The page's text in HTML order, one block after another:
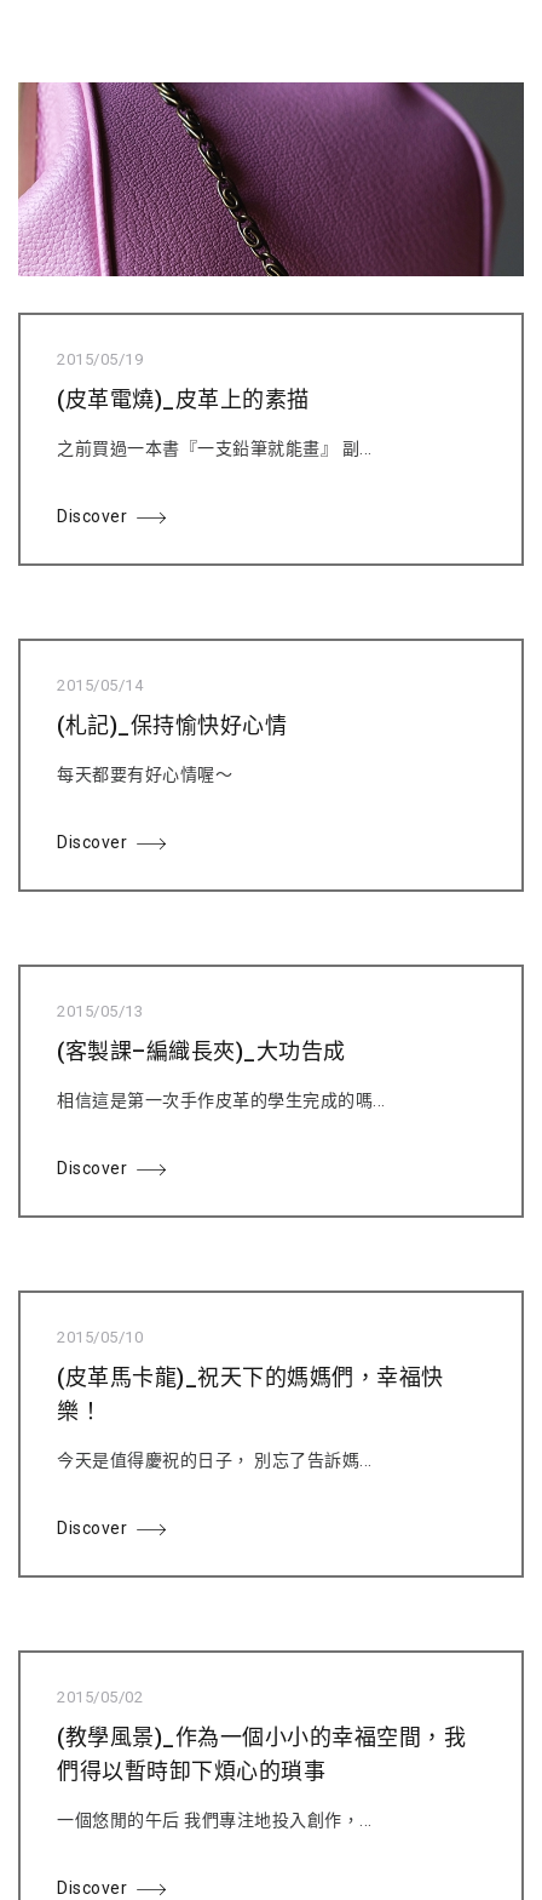
2015/05/19
(皮革電燒)_皮革上的素描
之前買過一本書『一支鉛筆就能畫』 副...
Discover
2015/05/14
(札記)_保持愉快好心情
每天都要有好心情喔～
Discover
2015/05/13
(客製課–編織長夾)_大功告成
相信這是第一次手作皮革的學生完成的嗎...
Discover
2015/05/10
(皮革馬卡龍)_祝天下的媽媽們，幸福快
樂！
今天是值得慶祝的日子， 別忘了告訴媽...
Discover
2015/05/02
(教學風景)_作為一個小小的幸福空間，我
們得以暫時卸下煩心的瑣事
一個悠閒的午后 我們專注地投入創作，...
Discover